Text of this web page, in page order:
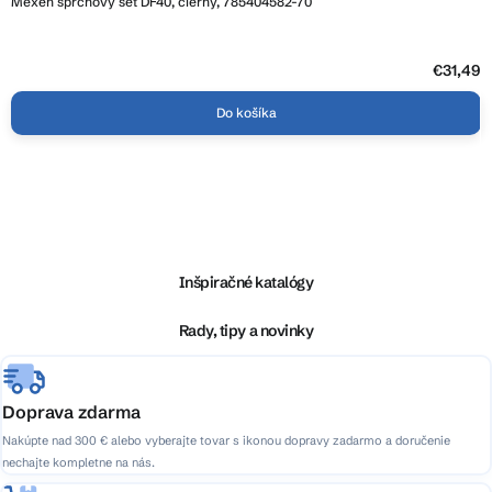
€31,49
Do košíka
e
Inšpiračné katalógy
Rady, tipy a novinky
Doprava zdarma
Nakúpte nad 300 € alebo vyberajte tovar s ikonou dopravy zadarmo a doručenie
nechajte kompletne na nás.